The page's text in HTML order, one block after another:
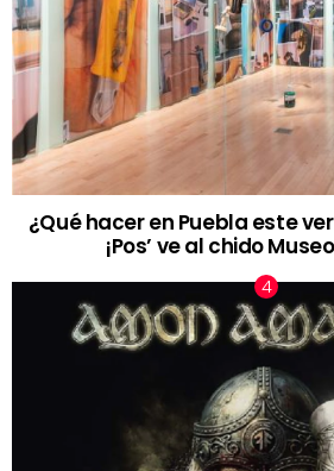
¿Qué hacer en Puebla este
¡Pos’ ve al chido